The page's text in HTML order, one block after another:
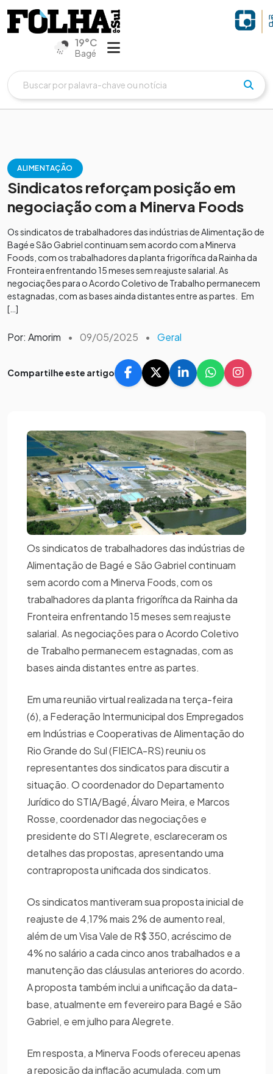
19°C
Bagé
ALIMENTAÇÃO
Sindicatos reforçam posição em
negociação com a Minerva Foods
Os sindicatos de trabalhadores das indústrias de Alimentação de
Bagé e São Gabriel continuam sem acordo com a Minerva
Foods, com os trabalhadores da planta frigorífica da Rainha da
Fronteira enfrentando 15 meses sem reajuste salarial. As
negociações para o Acordo Coletivo de Trabalho permanecem
estagnadas, com as bases ainda distantes entre as partes. Em
[…]
Por: Amorim • 09/05/2025 • Geral
Compartilhe este artigo
Os sindicatos de trabalhadores das indústrias de
Alimentação de Bagé e São Gabriel continuam
sem acordo com a Minerva Foods, com os
trabalhadores da planta frigorífica da Rainha da
Fronteira enfrentando 15 meses sem reajuste
salarial. As negociações para o Acordo Coletivo
de Trabalho permanecem estagnadas, com as
bases ainda distantes entre as partes.
Em uma reunião virtual realizada na terça-feira
(6), a Federação Intermunicipal dos Empregados
em Indústrias e Cooperativas de Alimentação do
Rio Grande do Sul (FIEICA-RS) reuniu os
representantes dos sindicatos para discutir a
situação. O coordenador do Departamento
Jurídico do STIA/Bagé, Álvaro Meira, e Marcos
Rosse, coordenador das negociações e
presidente do STI Alegrete, esclareceram os
detalhes das propostas, apresentando uma
contraproposta unificada dos sindicatos.
Os sindicatos mantiveram sua proposta inicial de
reajuste de 4,17% mais 2% de aumento real,
além de um Visa Vale de R$ 350, acréscimo de
4% no salário a cada cinco anos trabalhados e a
manutenção das cláusulas anteriores do acordo.
A proposta também inclui a unificação da data-
base, atualmente em fevereiro para Bagé e São
Gabriel, e em julho para Alegrete.
Em resposta, a Minerva Foods ofereceu apenas
a reposição da inflação acumulada, com um